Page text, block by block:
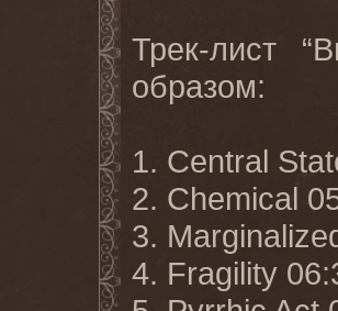
Трек-лист
образом:
1. Central
2. Chemical
3.
4. Fragility